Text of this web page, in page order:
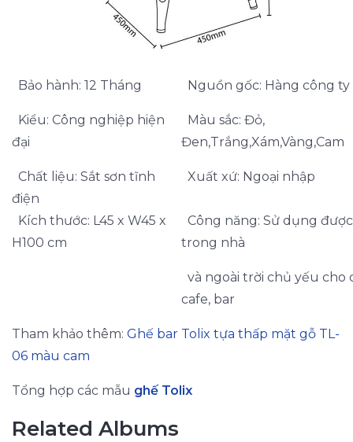
Bảo hành: 12 Tháng Nguồn gốc: Hàng công ty
Kiểu: Công nghiệp hiện
đại
Màu sắc: Đỏ,
Đen,Trắng,Xám,Vàng,Cam
Chất liệu: Sắt sơn tĩnh
điện
Xuất xứ: Ngoại nhập
Kích thước: L45 x W45 x
H100 cm
Công năng: Sử dụng
trong nhà
và ngoài trời chủ yếu cho
cafe, bar
Tham khảo thêm: Ghế bar Tolix tựa thấp mặt gỗ TL-
06 màu cam
Tổng hợp các mẫu ghế Tolix
Related Albums